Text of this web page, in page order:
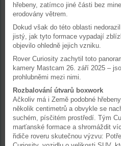
hřebeny, zatímco jiné části bez
erodovány větrem.
Dokud však do této oblasti
jistý, jak tyto formace vypadají
objevilo ohledně jejich vzniku.
Rover Curiosity zachytil toto
kamery Mastcam 26. září 2025 –
prohlubněmi mezi nimi.
Rozbalování útvarů boxwork
Ačkoliv má i Země podobné
několik centimetrů a obvykle se
suchém, písčitém prostředí. Tým
marťanské formace a shromáždit
řidiče roveru skutečnou výzvu: